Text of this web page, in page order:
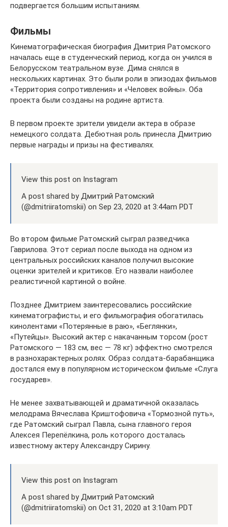
подвергается большим испытаниям.
Фильмы
Кинематографическая биография Дмитрия Ратомского
началась еще в студенческий период, когда он учился в
Белорусском театральном вузе. Дима снялся в
нескольких картинах. Это были роли в эпизодах фильмов
«Территория сопротивления» и «Человек войны». Оба
проекта были созданы на родине артиста.
В первом проекте зрители увидели актера в образе
немецкого солдата. Дебютная роль принесла Дмитрию
первые награды и призы на фестивалях.
View this post on Instagram
A post shared by Дмитрий Ратомский
(@dmitriiratomskii) on Sep 23, 2020 at 3:44am PDT
Во втором фильме Ратомский сыграл разведчика
Гаврилова. Этот сериал после выхода на одном из
центральных российских каналов получил высокие
оценки зрителей и критиков. Его назвали наиболее
реалистичной картиной о войне.
Позднее Дмитрием заинтересовались российские
кинематографисты, и его фильмография обогатилась
кинолентами «Потерянные в раю», «Беглянки»,
«Путейцы». Высокий актер с накачанным торсом (рост
Ратомского — 183 см, вес — 78 кг) эффектно смотрелся
в разнохарактерных ролях. Образ солдата-барабанщика
достался ему в популярном историческом фильме «Слуга
государев».
Не менее захватывающей и драматичной оказалась
мелодрама Вячеслава Криштофовича «Тормозной путь»,
где Ратомский сыграл Павла, сына главного героя
Алексея Перепёлкина, роль которого досталась
известному актеру Александру Сирину.
View this post on Instagram
A post shared by Дмитрий Ратомский
(@dmitriiratomskii) on Oct 31, 2020 at 3:10am PDT